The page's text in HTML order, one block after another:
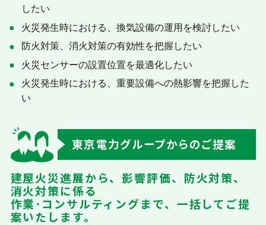
したい
火災発生時における、換気設備の運用を検討したい
防火対策、消火対策の有効性を把握したい
火災センサーの設置位置を最適化したい
火災発生時における、重要設備への熱影響を把握した
い
東京電力グループからのご提案
建屋火災進展から、影響評価、防火対策、
消火対策に係る
作業･コンサルティングまで、一括してご提
案いたします。